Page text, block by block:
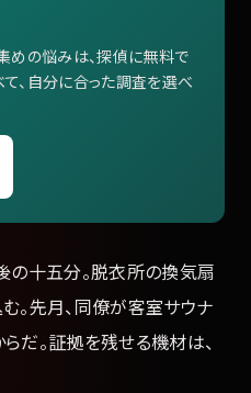
めの悩みは、探偵に無料で
、自分に合った調査を選べ
の十五分。脱衣所の換気扇
。先月、同僚が客室サウナ
だ。証拠を残せる機材は、